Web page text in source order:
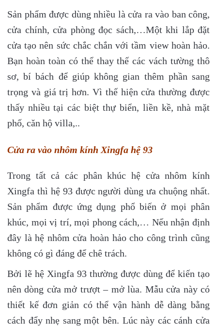
Sản phẩm được dùng nhiều là cửa ra vào ban công,
cửa chính, cửa phòng đọc sách,…Một khi lắp đặt
cửa tạo nên sức chắc chắn với tầm view hoàn hảo.
Bạn hoàn toàn có thể thay thế các vách tường thô
sơ, bí bách để giúp không gian thêm phần sang
trọng và giá trị hơn. Vì thế hiện cửa thường được
thấy nhiều tại các biệt thự biển, liền kề, nhà mặt
phố, căn hộ villa,..
Cửa ra vào nhôm kính Xingfa hệ 93
Trong tất cả các phân khúc hệ cửa nhôm kính
Xingfa thì hệ 93 được người dùng ưa chuộng nhất.
Sản phẩm được ứng dụng phổ biến ở mọi phân
khúc, mọi vị trí, mọi phong cách,… Nếu nhận định
đây là hệ nhôm cửa hoàn hảo cho công trình cũng
không có gì đáng để chê trách.
Bởi lẽ hệ Xingfa 93 thường được dùng để kiến tạo
nên dòng cửa mở trượt – mở lùa. Mẫu cửa này có
thiết kế đơn giản có thể vận hành dễ dàng bằng
cách đẩy nhẹ sang một bên. Lúc này các cánh cửa